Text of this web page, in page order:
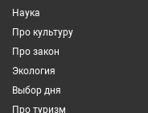
Наука
Про культуру
Про закон
Экология
Выбор дня
Про туризм